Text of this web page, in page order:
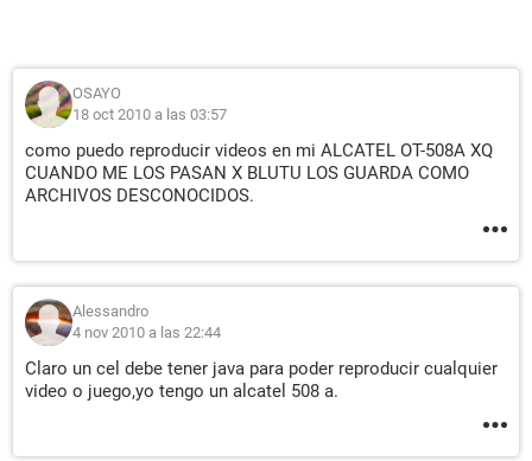
OSAYO
18 oct 2010 a las 03:57
como puedo reproducir videos en mi ALCATEL OT-508A XQ
CUANDO ME LOS PASAN X BLUTU LOS GUARDA COMO
ARCHIVOS DESCONOCIDOS.
Alessandro
4 nov 2010 a las 22:44
Claro un cel debe tener java para poder reproducir cualquier
video o juego,yo tengo un alcatel 508 a.